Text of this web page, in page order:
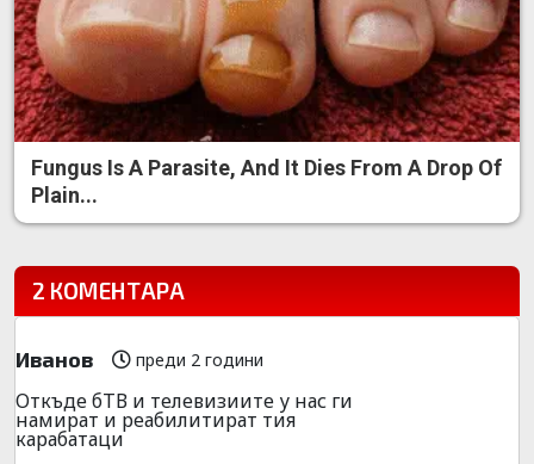
Fungus Is A Parasite, And It Dies From A Drop Of
Plain...
2 КОМЕНТАРА
Иванов преди 2 години
Откъде бТВ и телевизиите у нас ги
намират и реабилитират тия
карабатаци